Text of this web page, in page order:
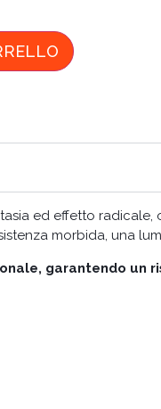
ed effetto
morbida, una
garantendo un